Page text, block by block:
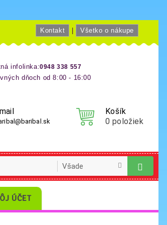
Kontakt Všetko o nákupe
infolinka:0948 338 557
dňoch od 8:00 - 16:00
Košík
0 položiek
ÚČET